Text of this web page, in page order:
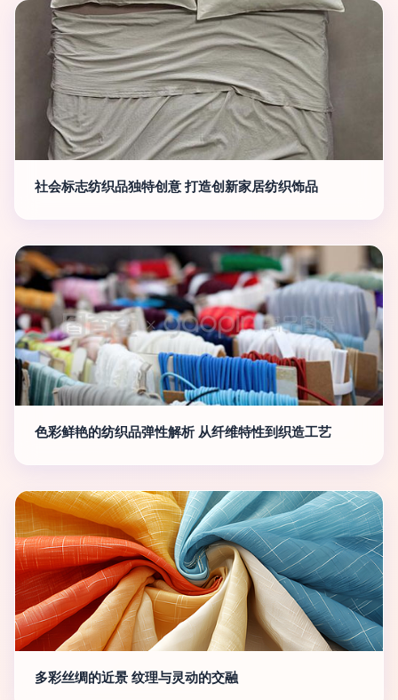
社会标志纺织品独特创意 打造创新家居纺织饰品
色彩鲜艳的纺织品弹性解析 从纤维特性到织造工艺
多彩丝绸的近景 纹理与灵动的交融